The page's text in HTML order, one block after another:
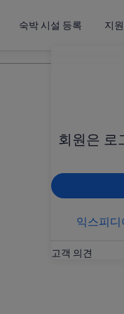
숙박 시설 등록 지원
회원은 로
익스피
고객 의견